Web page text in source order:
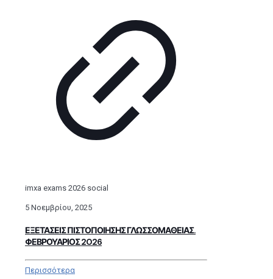
imxa exams 2026 social
5 Νοεμβρίου, 2025
ΕΞΕΤΑΣΕΙΣ ΠΙΣΤΟΠΟΙΗΣΗΣ ΓΛΩΣΣΟΜΑΘΕΙΑΣ.
ΦΕΒΡΟΥΑΡΙΟΣ 2026
Περισσότερα